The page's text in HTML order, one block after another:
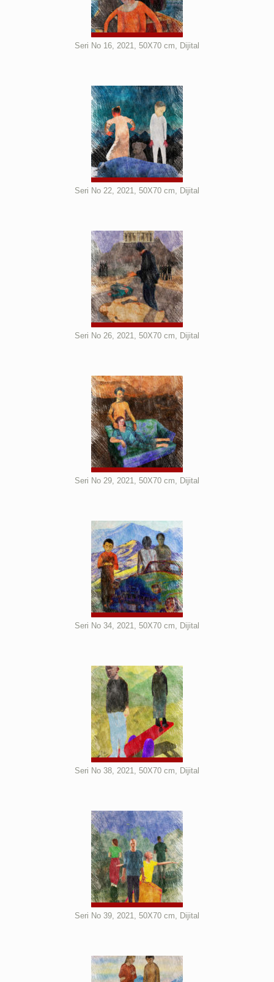
Seri No 16, 2021, 50X70 cm, Dijital
Seri No 22, 2021, 50X70 cm, Dijital
Seri No 26, 2021, 50X70 cm, Dijital
Seri No 29, 2021, 50X70 cm, Dijital
Seri No 34, 2021, 50X70 cm, Dijital
Seri No 38, 2021, 50X70 cm, Dijital
Seri No 39, 2021, 50X70 cm, Dijital